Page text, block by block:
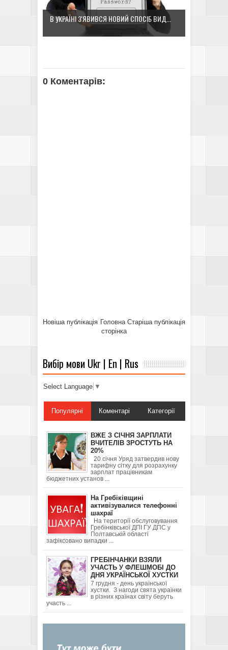
В УКРАЇНІ З'ЯВИВСЯ НОВИЙ СПОСІБ ВИД...
0 Коментарів:
Новіша публікація Старіша публікація
Головна
сторінка
Вибір мови Ukr | En | Rus
Select Language ▼
Популярні Коментарі Категорії
ВЖЕ З СІЧНЯ ЗАРПЛАТИ
ВЧИТЕЛІВ ЗРОСТУТЬ НА
20%
20 січня Уряд затвердив нову
тарифну сітку для розрахунку
зарплат працівникам
бюджетних установ ...
На Гребіківщині
активізувалися телефонні
шахраї
На території обслуговування
Гребінківської ДПІ ГУ ДПС у
Полтавській області
зафіксовано випадки ...
ГРЕБІНЧАНКИ ВЗЯЛИ
УЧАСТЬ У ФЛЕШМОБІ ДО
ДНЯ УКРАЇНСЬКОЇ ХУСТКИ
7 грудня - день української
хустки. З нагоди свята українки
в різних країнах світу беруть
участь ...